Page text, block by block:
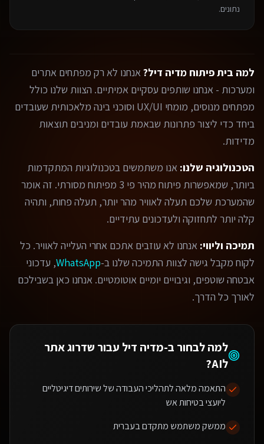
נתונים.
למה בית פיתוח מדיה דיל?אנחנו לא רק מפתחים אתרים
ומערכות - אנחנו שותפים עסקיים אמיתיים. הצוות שלנו כולל
מפתחים מנוסים, מומחי UX/UI וסוכני בינה מלאכותית שעובדים
ביחד כדי ליצור פתרונות שבאמת עובדים ומניבים תוצאות
מדידות.
הטכנולוגיה שלנו: אנו משתמשים בטכנולוגיות המתקדמות
ביותר, שמאפשרות פיתוח מהיר פי 3 מפיתוח מסורתי. זה אומר
שהמערכת שלכם תעלה לאוויר מהר יותר, תעלה פחות, ותהיה
קלה יותר לתחזוקה ולעדכונים עתידיים.
תמיכה וליווי: אנחנו לא עוזבים אתכם אחרי העלייה לאוויר. כל
לקוח מקבל גישה לצוות התמיכה שלנו ב-WhatsApp, עדכוני
אבטחה שוטפים, וגיבויים יומיים אוטומטיים. אנחנו כאן בשבילכם
לאורך כל הדרך.
למה לבחור ב-מדיה דיל עבור שדרוג אתר
לAI
?
התאמה מלאה לתהליכי העבודה של שירותים דיגיטליים
ליועצי בטיחות אש
ממשק משתמש מתקדם בעברית